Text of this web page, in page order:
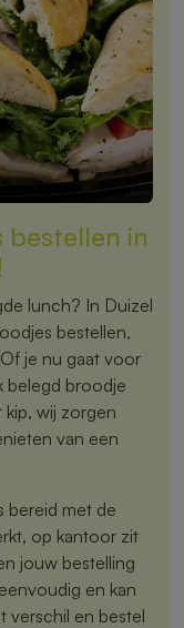
bestellen in
lunch? In Duizel
bestellen,
je nu gaat voor
belegd broodje
wij zorgen
van een
bereid met de
op kantoor zit
jouw bestelling
en kan
verschil en bestel